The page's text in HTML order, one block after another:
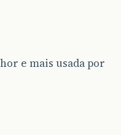
e mais usada por